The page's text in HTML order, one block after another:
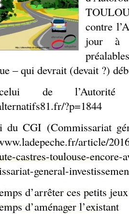
contre
jour à
– qui devrait (devait ?)
de l’Autorité
?p=1844
du CGI (Commissariat
article/
castres-toulouse-encore-
general-
d’arrêter ces petits
d’aménager l’existant